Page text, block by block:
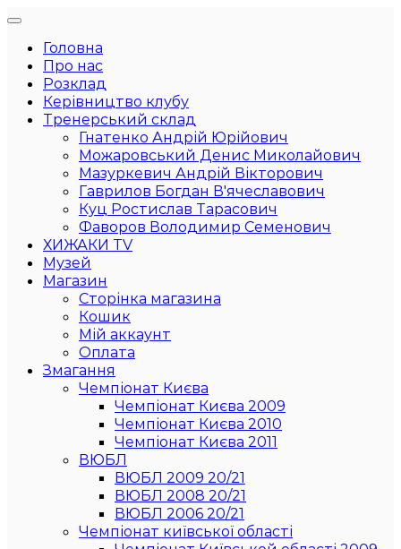
Головна
Про нас
Розклад
Керівництво клубу
Тренерський склад
Гнатенко Андрій Юрійович
Можаровський Денис Миколайович
Мазуркевич Андрій Вікторович
Гаврилов Богдан В'ячеславович
Куц Ростислав Тарасович
Фаворов Володимир Семенович
ХИЖАКИ TV
Музей
Магазин
Сторінка магазина
Кошик
Мій аккаунт
Оплата
Змагання
Чемпіонат Києва
Чемпіонат Києва 2009
Чемпіонат Києва 2010
Чемпіонат Києва 2011
ВЮБЛ
ВЮБЛ 2009 20/21
ВЮБЛ 2008 20/21
ВЮБЛ 2006 20/21
Чемпіонат київської області